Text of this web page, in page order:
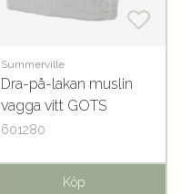
Summerville
Dra-på-lakan muslin
vagga vitt GOTS
601280
Köp